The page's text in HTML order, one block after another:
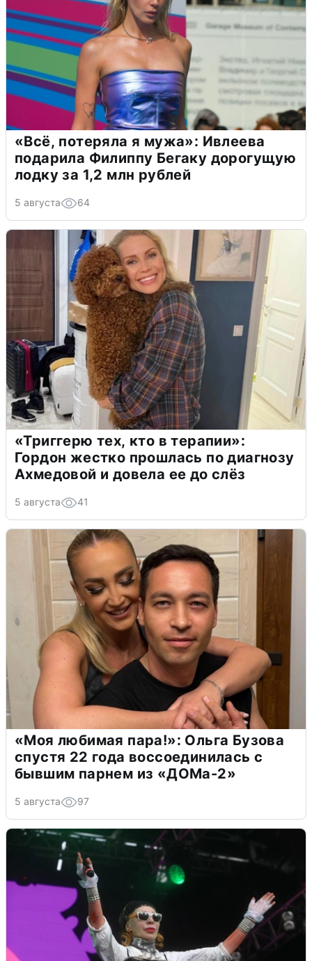
«Всё, потеряла я мужа»: Ивлеева
подарила Филиппу Бегаку дорогущую
лодку за 1,2 млн рублей
5 августа 64
«Триггерю тех, кто в терапии»:
Гордон жестко прошлась по диагнозу
Ахмедовой и довела ее до слёз
5 августа 41
«Моя любимая пара!»: Ольга Бузова
спустя 22 года воссоединилась с
бывшим парнем из «ДОМа-2»
5 августа 97